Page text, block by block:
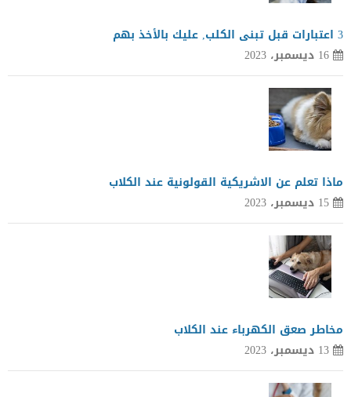
3 اعتبارات قبل تبنى الكلب, عليك بالأخذ بهم
16 ديسمبر، 2023
ماذا تعلم عن الاشريكية القولونية عند الكلاب
15 ديسمبر، 2023
مخاطر صعق الكهرباء عند الكلاب
13 ديسمبر، 2023